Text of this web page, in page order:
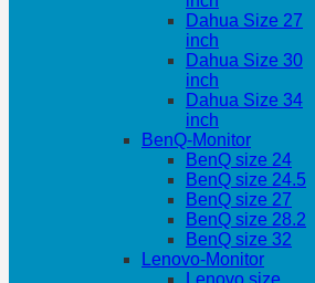
Dahua Size 27
inch
Dahua Size 30
inch
Dahua Size 34
inch
BenQ-Monitor
BenQ size 24
BenQ size 24.5
BenQ size 27
BenQ size 28.2
BenQ size 32
Lenovo-Monitor
Lenovo size